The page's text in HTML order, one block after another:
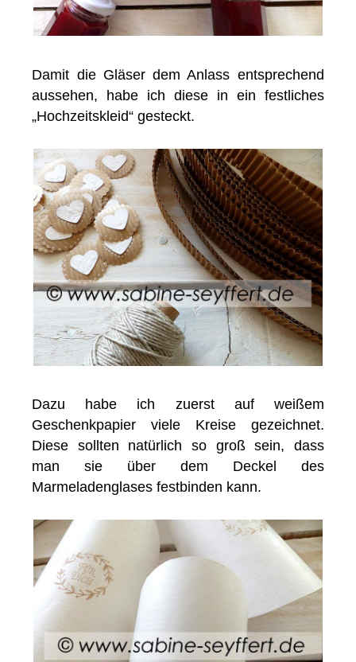
Damit die Gläser dem Anlass entsprechend
aussehen, habe ich diese in ein festliches
„Hochzeitskleid“ gesteckt.
Dazu habe ich zuerst auf weißem
Geschenkpapier viele Kreise gezeichnet.
Diese sollten natürlich so groß sein, dass
man sie über dem Deckel des
Marmeladenglases festbinden kann.